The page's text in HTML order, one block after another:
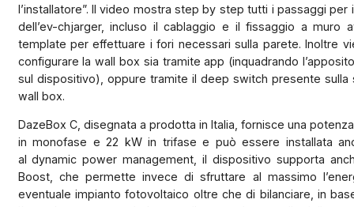
l’installatore”. Il video mostra step by step tutti i passaggi
dell’ev-chjarger, incluso il cablaggio e il fissaggio a muro
template per effettuare i fori necessari sulla parete. Inoltre
configurare la wall box sia tramite app (inquadrando
sul dispositivo), oppure tramite il deep switch presente sulla
wall box.
DazeBox C, disegnata a prodotta in Italia, fornisce una
in monofase e 22 kW in trifase e può essere installata
al dynamic power management, il dispositivo supporta
Boost, che permette invece di sfruttare al massimo
eventuale impianto fotovoltaico oltre che di bilanciare, in